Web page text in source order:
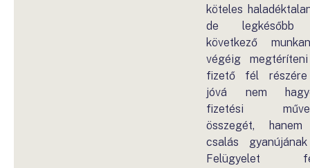
köteles
de
következő
végéig
fizető fél
jóvá nem
fizetési
összegét,
csalás
Felügyelet